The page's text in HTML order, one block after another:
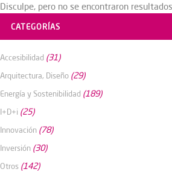
Disculpe, pero no se encontraron
CATEGORÍAS
Accesibilidad (31)
Arquitectura, Diseño (29)
Energía y Sostenibilidad (189)
I+D+i (25)
Innovación (78)
Inversión (30)
Otros (142)